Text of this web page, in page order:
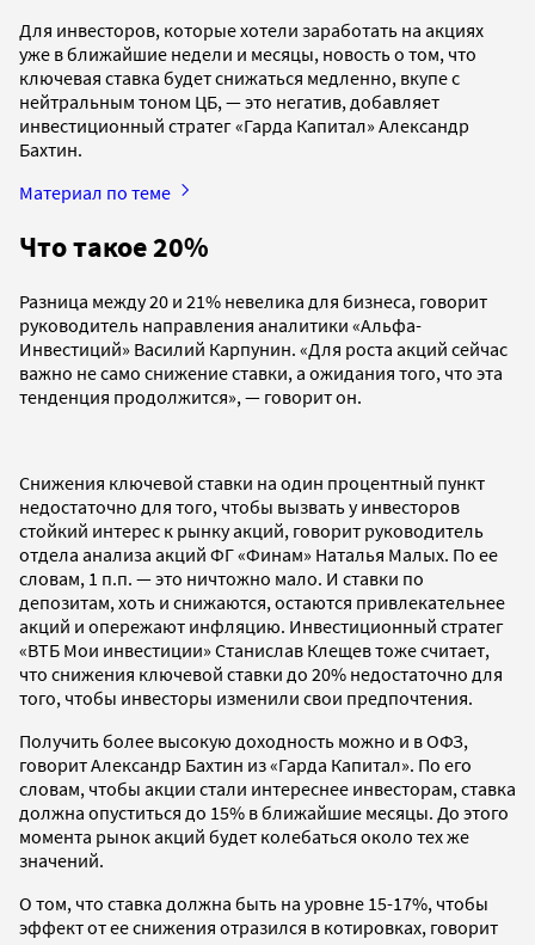
Для инвесторов, которые хотели заработать на акциях
уже в ближайшие недели и месяцы, новость о том, что
ключевая ставка будет снижаться медленно, вкупе с
нейтральным тоном ЦБ, — это негатив, добавляет
инвестиционный стратег «Гарда Капитал» Александр
Бахтин.
Материал по теме
Что такое 20%
Разница между 20 и 21% невелика для бизнеса, говорит
руководитель направления аналитики «Альфа-
Инвестиций» Василий Карпунин. «Для роста акций сейчас
важно не само снижение ставки, а ожидания того, что эта
тенденция продолжится», — говорит он.
Снижения ключевой ставки на один процентный пункт
недостаточно для того, чтобы вызвать у инвесторов
стойкий интерес к рынку акций, говорит руководитель
отдела анализа акций ФГ «Финам» Наталья Малых. По ее
словам, 1 п.п. — это ничтожно мало. И ставки по
депозитам, хоть и снижаются, остаются привлекательнее
акций и опережают инфляцию. Инвестиционный стратег
«ВТБ Мои инвестиции» Станислав Клещев тоже считает,
что снижения ключевой ставки до 20% недостаточно для
того, чтобы инвесторы изменили свои предпочтения.
Получить более высокую доходность можно и в ОФЗ,
говорит Александр Бахтин из «Гарда Капитал». По его
словам, чтобы акции стали интереснее инвесторам, ставка
должна опуститься до 15% в ближайшие месяцы. До этого
момента рынок акций будет колебаться около тех же
значений.
О том, что ставка должна быть на уровне 15-17%, чтобы
эффект от ее снижения отразился в котировках, говорит